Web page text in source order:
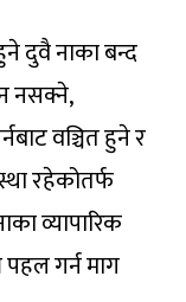
दुवै नाका बन्द
नसक्ने,
वञ्चित हुने र
रहेकोतर्फ
व्यापारिक
गर्न माग